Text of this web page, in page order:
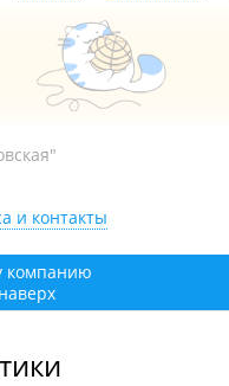
ул. Некрасовская, 49А
в 10:00
и контакты
компанию